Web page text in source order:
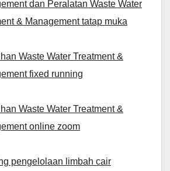
dan Peralatan Waste Water
& Management tatap muka
Waste Water Treatment &
fixed running
Waste Water Treatment &
online zoom
pengelolaan limbah cair